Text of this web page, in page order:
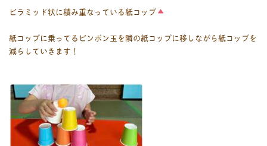
ピラミッド状に積み重なっている紙コップ
紙コップに乗ってるピンポン玉を隣の紙コップに移しながら紙コップを
減らしていきます！